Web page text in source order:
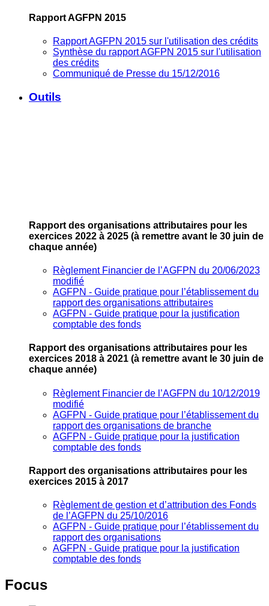
Rapport AGFPN 2015
Rapport AGFPN 2015 sur l'utilisation des crédits
Synthèse du rapport AGFPN 2015 sur l'utilisation
des crédits
Communiqué de Presse du 15/12/2016
Outils
Rapport des organisations attributaires pour les
exercices 2022 à 2025 (à remettre avant le 30 juin de
chaque année)
Règlement Financier de l’AGFPN du 20/06/2023
modifié
AGFPN ‐ Guide pratique pour l’établissement du
rapport des organisations attributaires
AGFPN ‐ Guide pratique pour la justification
comptable des fonds
Rapport des organisations attributaires pour les
exercices 2018 à 2021 (à remettre avant le 30 juin de
chaque année)
Règlement Financier de l’AGFPN du 10/12/2019
modifié
AGFPN ‐ Guide pratique pour l’établissement du
rapport des organisations de branche
AGFPN ‐ Guide pratique pour la justification
comptable des fonds
Rapport des organisations attributaires pour les
exercices 2015 à 2017
Règlement de gestion et d’attribution des Fonds
de l’AGFPN du 25/10/2016
AGFPN ‐ Guide pratique pour l’établissement du
rapport des organisations
AGFPN ‐ Guide pratique pour la justification
comptable des fonds
Focus